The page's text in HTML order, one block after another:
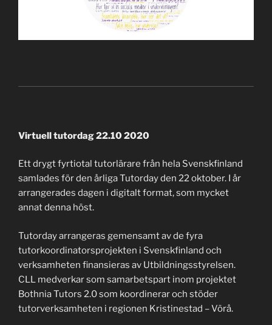
Virtuell tutordag 22.10 2020
Ett drygt fyrtiotal tutorlärare från hela Svenskfinland
samlades för den årliga Tutorday den 22 oktober. I år
arrangerades dagen i digitalt format, som mycket
annat denna höst.
Tutorday arrangeras gemensamt av de fyra
tutorkoordinatorsprojekten i Svenskfinland och
verksamheten finansieras av Utbildningsstyrelsen.
CLL medverkar som samarbetspart inom projektet
Bothnia Tutors 2.0 som koordinerar och stöder
tutorverksamheten i regionen Kristinestad – Vörå.